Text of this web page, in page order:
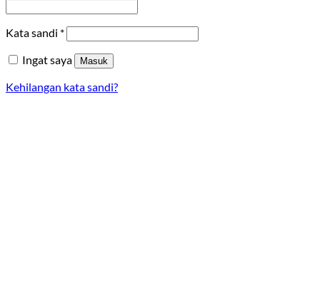
Kata sandi *
Ingat saya
Masuk
Kehilangan kata sandi?